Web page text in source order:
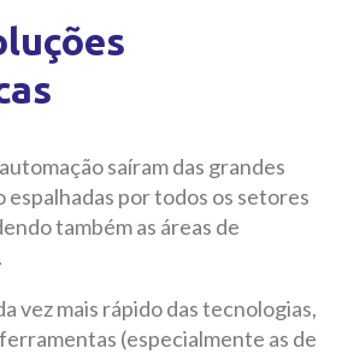
saíram das grandes
espalhadas por todos os setores
também as áreas de
vez mais rápido das tecnologias,
(especialmente as de